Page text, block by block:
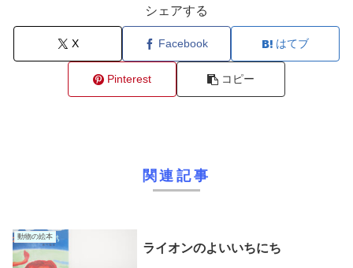
シェアする
X Facebook はてブ
Pinterest コピー
関連記事
動物の絵本
ライオンのよいいちにち